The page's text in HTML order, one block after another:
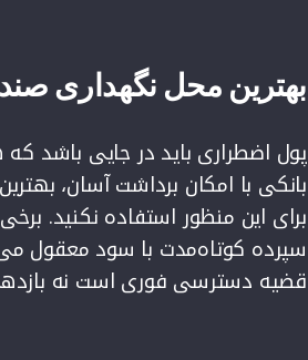
بهترین محل نگهداری
پول اضطراری باید در جایی باشد
بانکی با امکان برداشت آسان،
برای این منظور استفاده نکنید.
سپرده کوتاه‌مدت با سود معقول
قضیه دسترسی فوری است نه